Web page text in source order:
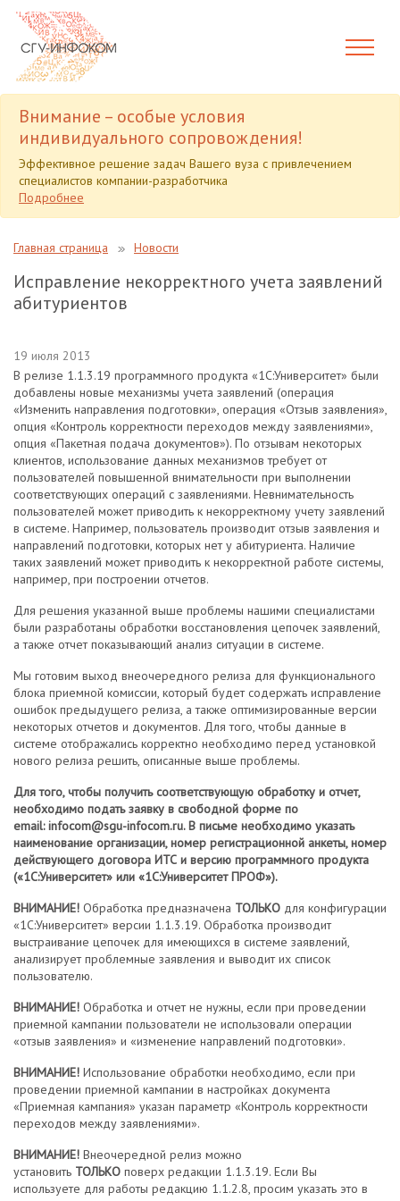
Внимание – особые условия
индивидуального сопровождения!
Эффективное решение задач Вашего вуза с привлечением
специалистов компании-разработчика
Подробнее
Главная страница Новости
Исправление некорректного учета заявлений
абитуриентов
19 июля 2013
В релизе 1.1.3.19 программного продукта «1С:Университет» были
добавлены новые механизмы учета заявлений (операция
«Изменить направления подготовки», операция «Отзыв заявления»,
опция «Контроль корректности переходов между заявлениями»,
опция «Пакетная подача документов»). По отзывам некоторых
клиентов, использование данных механизмов требует от
пользователей повышенной внимательности при выполнении
соответствующих операций с заявлениями. Невнимательность
пользователей может приводить к некорректному учету заявлений
в системе. Например, пользователь производит отзыв заявления и
направлений подготовки, которых нет у абитуриента. Наличие
таких заявлений может приводить к некорректной работе системы,
например, при построении отчетов.
Для решения указанной выше проблемы нашими специалистами
были разработаны обработки восстановления цепочек заявлений,
а также отчет показывающий анализ ситуации в системе.
Мы готовим выход внеочередного релиза для функционального
блока приемной комиссии, который будет содержать исправление
ошибок предыдущего релиза, а также оптимизированные версии
некоторых отчетов и документов. Для того, чтобы данные в
системе отображались корректно необходимо перед установкой
нового релиза решить, описанные выше проблемы.
Для того, чтобы получить соответствующую обработку и отчет,
необходимо подать заявку в свободной форме по
email: infocom@sgu-infocom.ru. В письме необходимо указать
наименование организации, номер регистрационной анкеты, номер
действующего договора ИТС и версию программного продукта
(«1С:Университет» или «1С:Университет ПРОФ»).
ВНИМАНИЕ! Обработка предназначена ТОЛЬКО для конфигурации
«1С:Университет» версии 1.1.3.19. Обработка производит
выстраивание цепочек для имеющихся в системе заявлений,
анализирует проблемные заявления и выводит их список
пользователю.
ВНИМАНИЕ! Обработка и отчет не нужны, если при проведении
приемной кампании пользователи не использовали операции
«отзыв заявления» и «изменение направлений подготовки».
ВНИМАНИЕ! Использование обработки необходимо, если при
проведении приемной кампании в настройках документа
«Приемная кампания» указан параметр «Контроль корректности
переходов между заявлениями».
ВНИМАНИЕ! Внеочередной релиз можно
установить ТОЛЬКО поверх редакции 1.1.3.19. Если Вы
используете для работы редакцию 1.1.2.8, просим указать это в